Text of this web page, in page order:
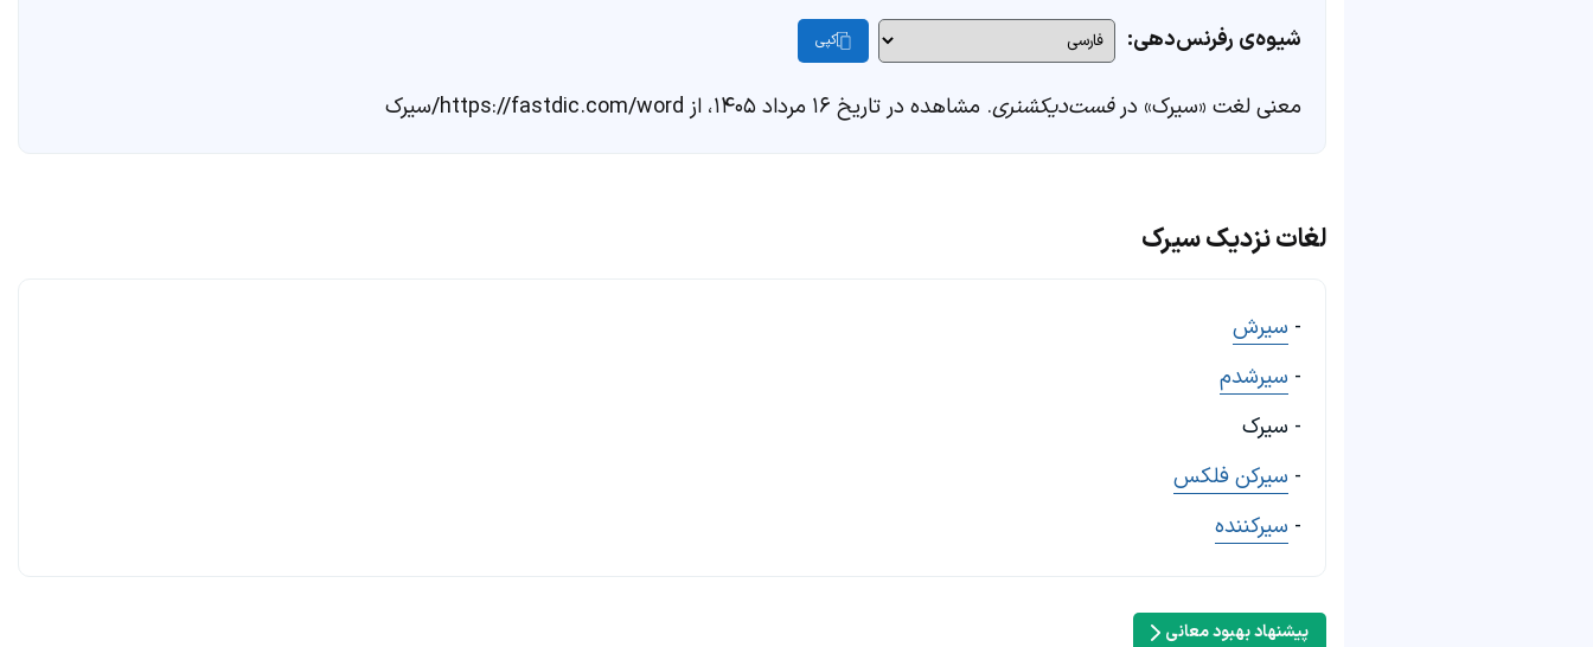
شیوه‌ی رفرنس‌دهی: کپی
معنی لغت «سیرک» درفست‌دیکشنری. مشاهده در تاریخ ۱۶ مرداد ۱۴۰۵، از https://fastdic.com/word/سیرک
لغات نزدیک سیرک
- سیرش
- سیرشدم
- سیرک
- سیرکن فلکس
- سیرکننده
پیشنهاد بهبود معانی